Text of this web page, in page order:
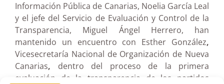
Información Pública de Canarias, Noelia García Leal
y el jefe del Servicio de Evaluación y Control de la
Transparencia, Miguel Ángel Herrero, han
mantenido un encuentro con Esther González,
Vicesecretaría Nacional de Organización de Nueva
Canarias, dentro del proceso de la primera
evaluación de la transparencia de los partidos